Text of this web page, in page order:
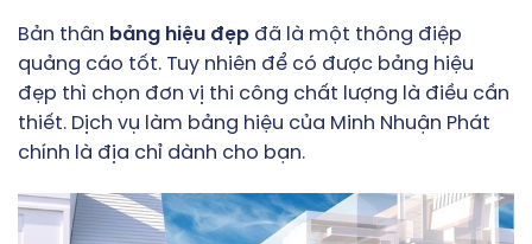
Bản thân bảng hiệu đẹp đã là một thông điệp
quảng cáo tốt. Tuy nhiên để có được bảng hiệu
đẹp thì chọn đơn vị thi công chất lượng là điều cần
thiết. Dịch vụ làm bảng hiệu của Minh Nhuận Phát
chính là địa chỉ dành cho bạn.